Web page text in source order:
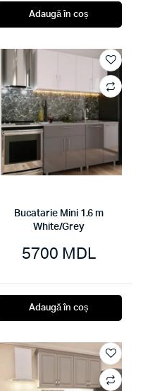
Adaugă în coș
Bucatarie Mini 1.6 m
White/Grey
5700 MDL
Adaugă în coș